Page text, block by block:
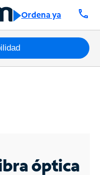
Ordena ya call
óptica